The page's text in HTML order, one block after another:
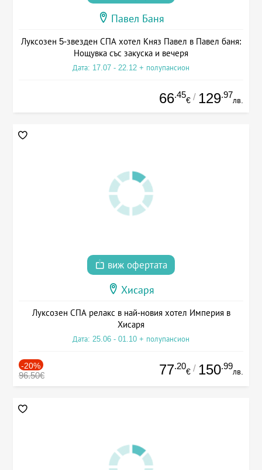
Павел Баня
Луксозен 5-звезден СПА хотел Княз Павел в Павел баня:
Нощувка със закуска и вечеря
Дата: 17.07 - 22.12 + полупансион
66.45
€ / 129.97
лв.
виж офертата
Хисаря
Луксозен СПА релакс в най-новия хотел Империя в
Хисаря
Дата: 25.06 - 01.10 + полупансион
-20%
96.50€ 77.20
€ / 150.99
лв.